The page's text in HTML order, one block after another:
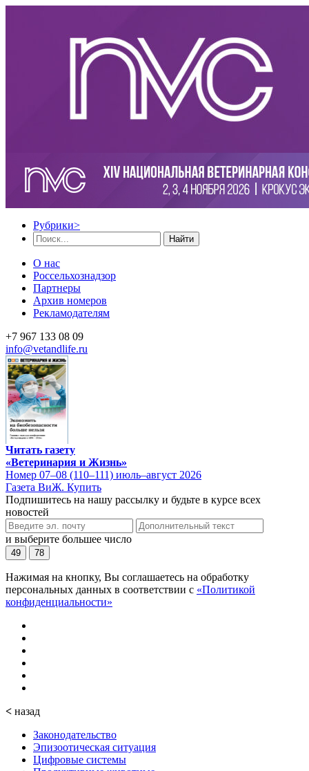
Рубрики>
Найти
О нас
Россельхознадзор
Партнеры
Архив номеров
Рекламодателям
+7 967 133 08 09
info@vetandlife.ru
Читать газету
«Ветеринария и Жизнь»
Номер 07–08 (110–111) июль–август 2026
Газета ВиЖ. Купить
Подпишитесь на нашу рассылку и будьте в курсе всех
новостей
и выберите большее число
49 78
Нажимая на кнопку, Вы соглашаетесь на обработку
персональных данных в соответствии с «Политикой
конфиденциальности»
< назад
Законодательство
Эпизоотическая ситуация
Цифровые системы